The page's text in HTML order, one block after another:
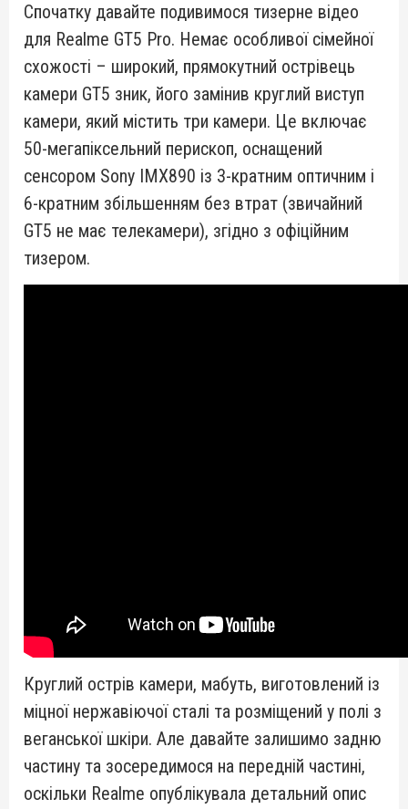
Спочатку давайте подивимося тизерне відео
для Realme GT5 Pro. Немає особливої сімейної
схожості – широкий, прямокутний острівець
камери GT5 зник, його замінив круглий виступ
камери, який містить три камери. Це включає
50-мегапіксельний перископ, оснащений
сенсором Sony IMX890 із 3-кратним оптичним і
6-кратним збільшенням без втрат (звичайний
GT5 не має телекамери), згідно з офіційним
тизером.
Круглий острів камери, мабуть, виготовлений із
міцної нержавіючої сталі та розміщений у полі з
веганської шкіри. Але давайте залишимо задню
частину та зосередимося на передній частині,
оскільки Realme опублікувала детальний опис